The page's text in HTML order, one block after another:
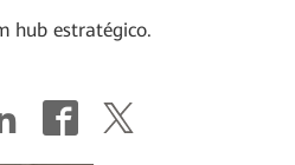
hub estratégico.